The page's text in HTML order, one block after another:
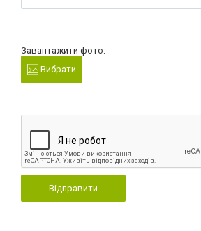
Завантажити фото:
Вибрати
Відправити